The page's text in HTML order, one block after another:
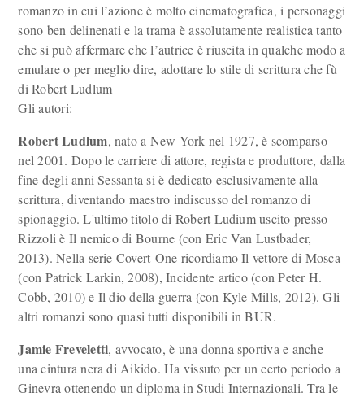
romanzo in cui l’azione è molto cinematografica, i personaggi
sono ben delinenati e la trama è assolutamente realistica tanto
che si può affermare che l’autrice è riuscita in qualche modo a
emulare o per meglio dire, adottare lo stile di scrittura che fù
di Robert Ludlum
Gli autori:
Robert Ludlum, nato a New York nel 1927, è scomparso
nel 2001. Dopo le carriere di attore, regista e produttore, dalla
fine degli anni Sessanta si è dedicato esclusivamente alla
scrittura, diventando maestro indiscusso del romanzo di
spionaggio. L'ultimo titolo di Robert Ludium uscito presso
Rizzoli è Il nemico di Bourne (con Eric Van Lustbader,
2013). Nella serie Covert-One ricordiamo Il vettore di Mosca
(con Patrick Larkin, 2008), Incidente artico (con Peter H.
Cobb, 2010) e Il dio della guerra (con Kyle Mills, 2012). Gli
altri romanzi sono quasi tutti disponibili in BUR.
Jamie Freveletti, avvocato, è una donna sportiva e anche
una cintura nera di Aikido. Ha vissuto per un certo periodo a
Ginevra ottenendo un diploma in Studi Internazionali. Tra le